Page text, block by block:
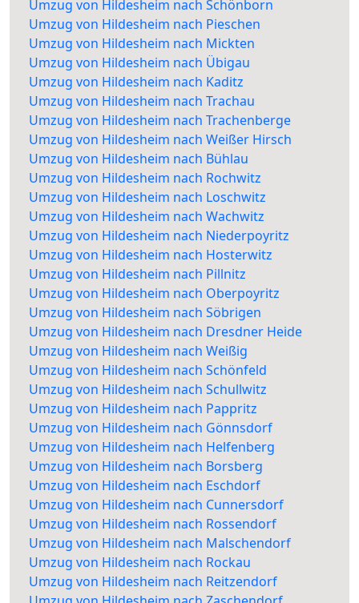
Umzug von Hildesheim nach Schönborn
Umzug von Hildesheim nach Pieschen
Umzug von Hildesheim nach Mickten
Umzug von Hildesheim nach Übigau
Umzug von Hildesheim nach Kaditz
Umzug von Hildesheim nach Trachau
Umzug von Hildesheim nach Trachenberge
Umzug von Hildesheim nach Weißer Hirsch
Umzug von Hildesheim nach Bühlau
Umzug von Hildesheim nach Rochwitz
Umzug von Hildesheim nach Loschwitz
Umzug von Hildesheim nach Wachwitz
Umzug von Hildesheim nach Niederpoyritz
Umzug von Hildesheim nach Hosterwitz
Umzug von Hildesheim nach Pillnitz
Umzug von Hildesheim nach Oberpoyritz
Umzug von Hildesheim nach Söbrigen
Umzug von Hildesheim nach Dresdner Heide
Umzug von Hildesheim nach Weißig
Umzug von Hildesheim nach Schönfeld
Umzug von Hildesheim nach Schullwitz
Umzug von Hildesheim nach Pappritz
Umzug von Hildesheim nach Gönnsdorf
Umzug von Hildesheim nach Helfenberg
Umzug von Hildesheim nach Borsberg
Umzug von Hildesheim nach Eschdorf
Umzug von Hildesheim nach Cunnersdorf
Umzug von Hildesheim nach Rossendorf
Umzug von Hildesheim nach Malschendorf
Umzug von Hildesheim nach Rockau
Umzug von Hildesheim nach Reitzendorf